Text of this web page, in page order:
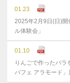
01.23
2025年2月9日(日)開
ル体験会」
01.10
りんごで作ったバラ
パフェ アラモード」